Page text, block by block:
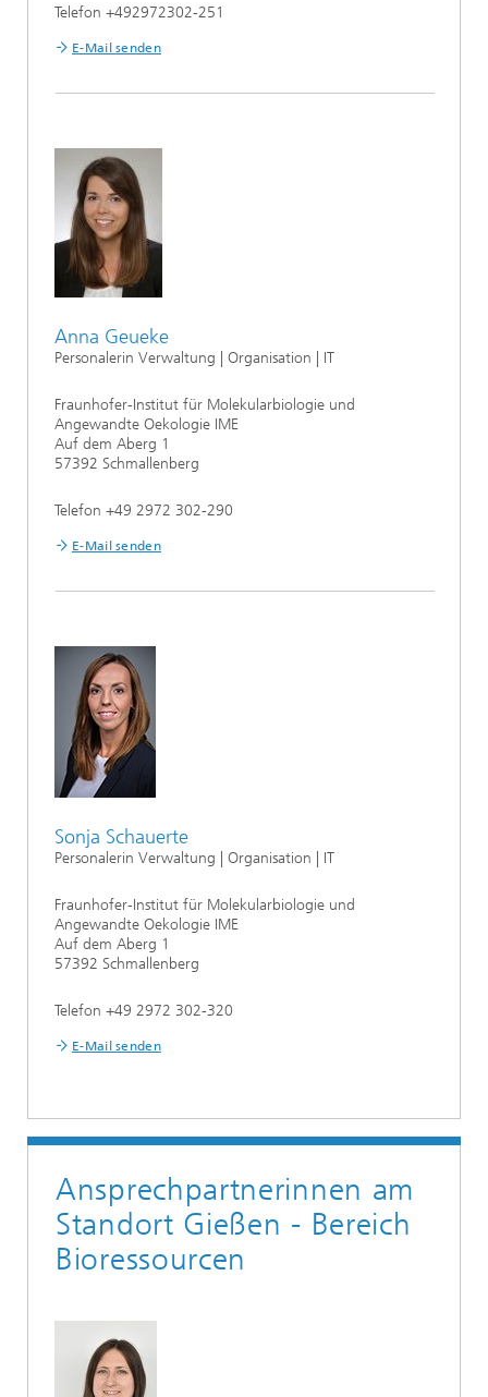
Telefon +492972302-251
E-Mail senden
Anna Geueke
Personalerin Verwaltung | Organisation | IT
Fraunhofer-Institut für Molekularbiologie und
Angewandte Oekologie IME
Auf dem Aberg 1
57392 Schmallenberg
Telefon +49 2972 302-290
E-Mail senden
Sonja Schauerte
Personalerin Verwaltung | Organisation | IT
Fraunhofer-Institut für Molekularbiologie und
Angewandte Oekologie IME
Auf dem Aberg 1
57392 Schmallenberg
Telefon +49 2972 302-320
E-Mail senden
Ansprechpartnerinnen am
Standort Gießen - Bereich
Bioressourcen